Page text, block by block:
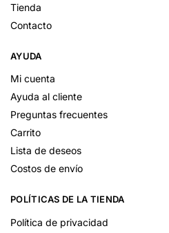
Tienda
Contacto
AYUDA
Mi cuenta
Ayuda al cliente
Preguntas frecuentes
Carrito
Lista de deseos
Costos de envío
POLÍTICAS DE LA TIENDA
Política de privacidad